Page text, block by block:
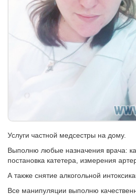
Услуги частной медсестры на дому.
Выполню любые назначения врача:
постановка катетера, измерения
А также снятие алкогольной
Все манипуляции выполню